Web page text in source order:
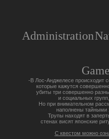
Administration
-В Лос-Анджелесе происходит
которые кажутся
убиты три совершенно
и социальных
Но при внимательном
наполнены тайными
Трупы находят в
стенах висят японские
С квестом можно